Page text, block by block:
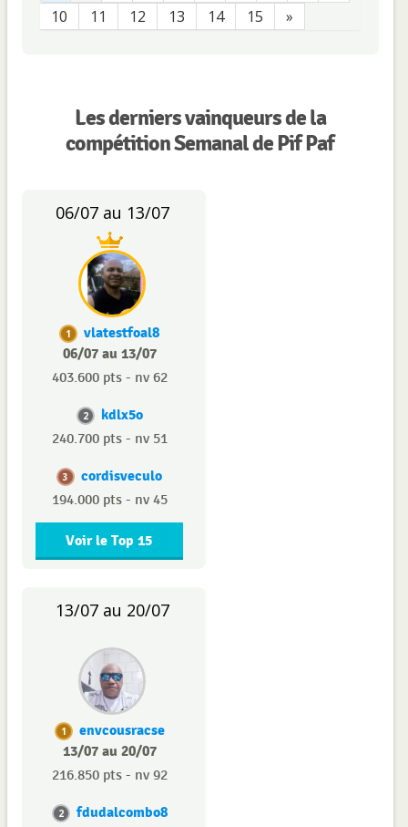
10
11 12 13 14 15 »
Les derniers vainqueurs de la
compétition Semanal de Pif Paf
06/07 au 13/07
1
vlatestfoal8
06/07 au 13/07
403.600 pts - nv 62
2 kdlx5o
240.700 pts - nv 51
3 cordisveculo
194.000 pts - nv 45
Voir le Top 15
13/07 au 20/07
1
envcousracse
13/07 au 20/07
216.850 pts - nv 92
2 fdudalcombo8